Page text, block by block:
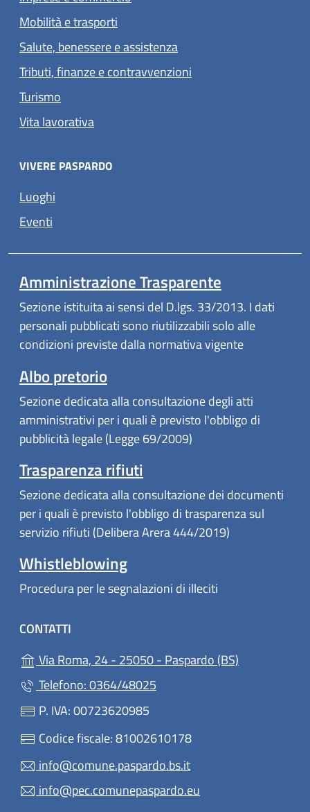
Mobilità e trasporti
Salute, benessere e assistenza
Tributi, finanze e contravvenzioni
Turismo
Vita lavorativa
VIVERE PASPARDO
Luoghi
Eventi
Amministrazione Trasparente
Sezione istituita ai sensi del D.lgs. 33/2013. I dati
personali pubblicati sono riutilizzabili solo alle
condizioni previste dalla normativa vigente
Albo pretorio
Sezione dedicata alla consultazione degli atti
amministrativi per i quali è previsto l'obbligo di
pubblicità legale (Legge 69/2009)
Trasparenza rifiuti
Sezione dedicata alla consultazione dei documenti
per i quali è previsto l'obbligo di trasparenza sul
servizio rifiuti (Delibera Arera 444/2019)
Whistleblowing
Procedura per le segnalazioni di illeciti
CONTATTI
Via Roma, 24 - 25050 - Paspardo (BS)
Telefono: 0364/48025
P. IVA: 00723620985
Codice fiscale: 81002610178
info@comune.paspardo.bs.it
info@pec.comunepaspardo.eu